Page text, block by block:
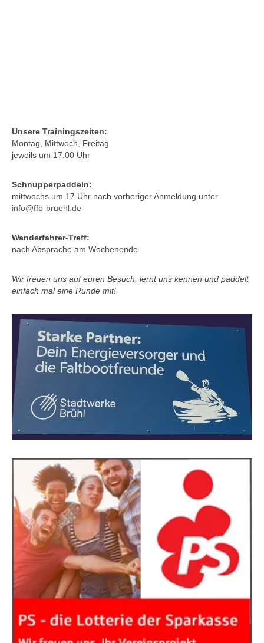
Unsere Trainingszeiten:
Montag, Mittwoch, Freitag
jeweils um 17.00 Uhr
Schnupperpaddeln:
mittwochs um 17 Uhr nach vorheriger Anmeldung unter
info@ffb-bruehl.de
Wanderfahrer-Treff:
nach Absprache am Wochenende
Wir freuen uns auf euren Besuch, lernt uns kennen und paddelt
einfach mal eine Runde mit!